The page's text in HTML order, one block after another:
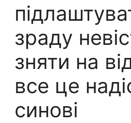
зраду
зняти на
все це
синові